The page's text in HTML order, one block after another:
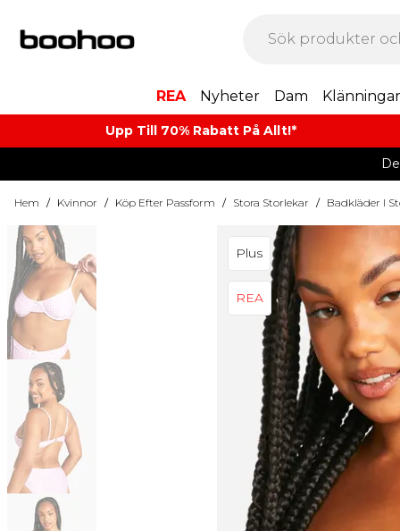
REA Nyheter Dam Klänningar
Upp Till 70% Rabatt På Allt!*
Hem / Kvinnor / Köp Efter Passform / Stora Storlekar / Badkläder I
Plus
REA